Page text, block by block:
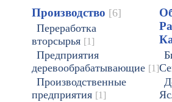
Производство [6]
Переработка
вторсырья [1]
Предприятия
деревообрабатывающие [1]
Производственные
предприятия [1]